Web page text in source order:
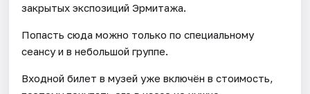
закрытых экспозиций Эрмитажа.
Попасть сюда можно только по специальному
сеансу и в небольшой группе.
Входной билет в музей уже включён в стоимость,